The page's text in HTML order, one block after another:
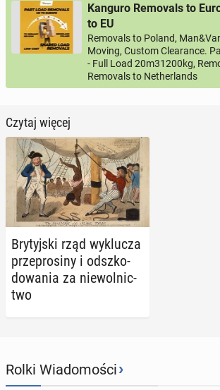
Kanguro Removals to
to EU
Removals to Poland,
Moving, Custom Clearance.
- Full Load 20m31200kg,
Removals to Netherlands
Czytaj więcej
Bry­tyj­ski rząd wy­klu­cza
prze­pro­si­ny i od­szko­
do­wa­nia za nie­wol­nic­
two
Rolki Wiadomości›